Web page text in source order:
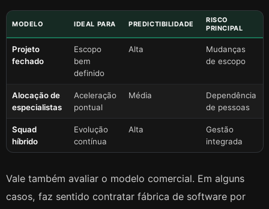
MODELO IDEAL PARA PREDICTIBILIDADE
RISCO
PRINCIPAL
Projeto
fechado
Escopo
bem
definido
Alta
Mudanças
de escopo
Alocação de
especialistas
Aceleração
pontual
Média
Dependência
de pessoas
Squad
híbrido
Evolução
contínua
Alta
Gestão
integrada
Vale também avaliar o modelo comercial. Em alguns
casos, faz sentido contratar fábrica de software por